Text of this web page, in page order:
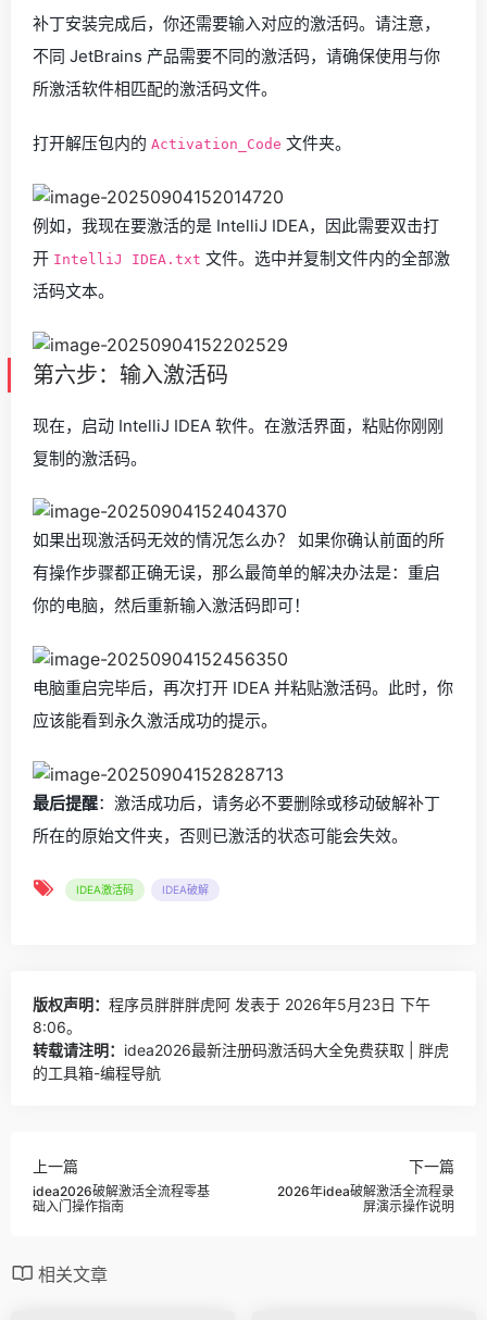
补丁安装完成后，你还需要输入对应的激活码。请注意，
不同 JetBrains 产品需要不同的激活码，请确保使用与你
所激活软件相匹配的激活码文件。
打开解压包内的 Activation_Code 文件夹。
例如，我现在要激活的是 IntelliJ IDEA，因此需要双击打
开 IntelliJ IDEA.txt 文件。选中并复制文件内的全部激
活码文本。
第六步：输入激活码
现在，启动 IntelliJ IDEA 软件。在激活界面，粘贴你刚刚
复制的激活码。
如果出现激活码无效的情况怎么办？ 如果你确认前面的所
有操作步骤都正确无误，那么最简单的解决办法是：重启
你的电脑，然后重新输入激活码即可！
电脑重启完毕后，再次打开 IDEA 并粘贴激活码。此时，你
应该能看到永久激活成功的提示。
最后提醒：激活成功后，请务必不要删除或移动破解补丁
所在的原始文件夹，否则已激活的状态可能会失效。
IDEA激活码 IDEA破解
版权声明： 程序员胖胖胖虎阿 发表于 2026年5月23日 下午
8:06。
转载请注明： idea2026最新注册码激活码大全免费获取 | 胖虎
的工具箱-编程导航
上一篇
idea2026破解激活全流程零基
础入门操作指南
下一篇
2026年idea破解激活全流程录
屏演示操作说明
相关文章